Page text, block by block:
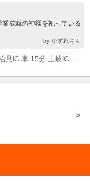
成就の神様を祀っている
by かずれさん
(1)土岐市駅 バス 20分 東海環状自動車道土岐南多治見IC 車 15分 土岐IC 車 20分
＞